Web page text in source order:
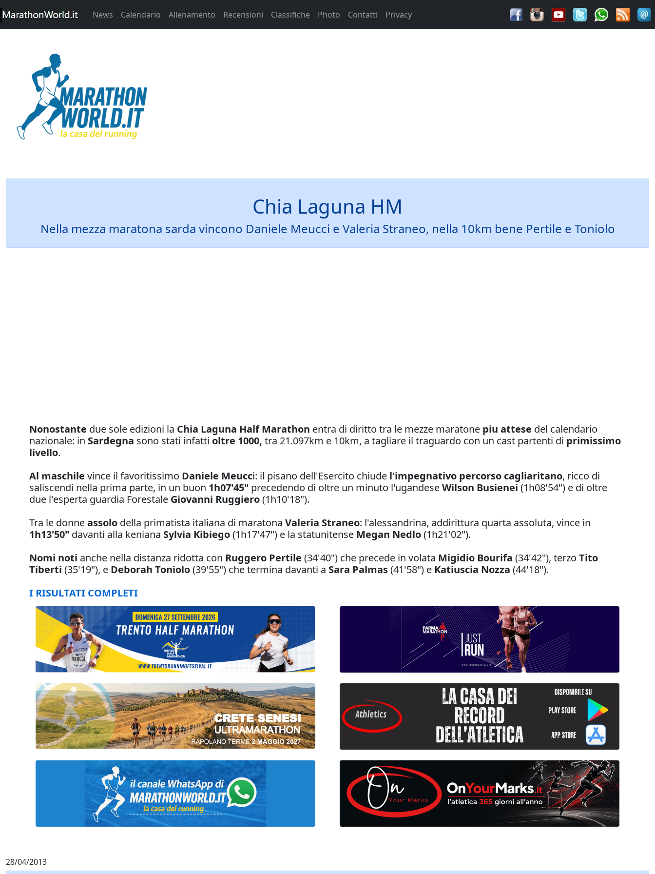
News Calendario Allenamento Recensioni Classifiche Photo Contatti Privacy
Chia Laguna HM
Nella mezza maratona sarda vincono Daniele Meucci e Valeria Straneo, nella 10km bene Pertile e Toniolo
Nonostante due sole edizioni la Chia Laguna Half Marathon entra di diritto tra le mezze maratone piu attese del calendario
nazionale: in Sardegna sono stati infatti oltre 1000, tra 21.097km e 10km, a tagliare il traguardo con un cast partenti di primissimo
livello.
Al maschile vince il favoritissimo Daniele Meucci: il pisano dell'Esercito chiude l'impegnativo percorso cagliaritano, ricco di
saliscendi nella prima parte, in un buon 1h07'45" precedendo di oltre un minuto l'ugandeseWilson Busienei (1h08'54") e di oltre
due l'esperta guardia Forestale Giovanni Ruggiero(1h10'18").
Tra le donneassolo della primatista italiana di maratona Valeria Straneo: l'alessandrina, addirittura quarta assoluta, vince in
1h13'50" davanti alla keniana Sylvia Kibiego(1h17'47") e la statunitense Megan Nedlo(1h21'02").
Nomi noti anche nella distanza ridotta con Ruggero Pertile (34'40") che precede in volata Migidio Bourifa (34'42"), terzo Tito
Tiberti (35'19"), e Deborah Toniolo(39'55") che termina davanti a Sara Palmas(41'58") e Katiuscia Nozza (44'18").
I RISULTATI COMPLETI
28/04/2013